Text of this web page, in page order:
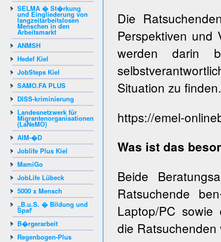
SELMA � St�rkung
und Eingliederung von
langzeitarbeitslosen
Menschen in den
Arbeitsmarkt
ANMSH
Hedef Kiel
JobSteps Kiel
SAMO.FA PLUS
DISS-kriminierung
Landesnetzwerk für
Migrantenorganisationen
(LaNeMO)
AIM-�D
Joblife Plus Kiel
MamiGo
JobLife Lübeck
5000 x Mensch
„B.u.S. � Bildung und
Spaߓ
B�rgerarbeit
Regenbogen-Plus
Die
Perspektiven und
werden darin
Situation zu finden.
https://emel-
Was ist das
Beide
Ratsuchende
Laptop/PC
die